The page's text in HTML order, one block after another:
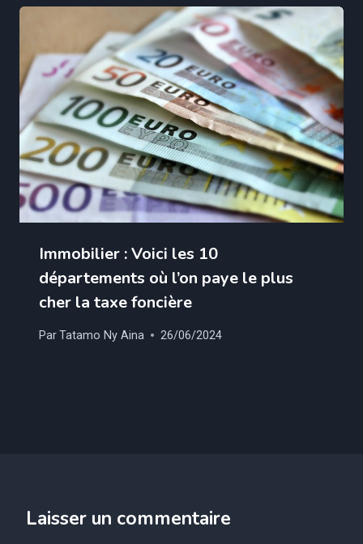
Immobilier : Voici les 10
départements où l’on paye le plus
cher la taxe foncière
ParTatamo Ny Aina 26/06/2024
Laisser un commentaire